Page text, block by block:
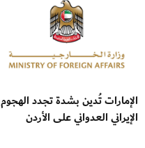
الإمارات تُدين بشدة تجدد الهجوم
الإيراني العدواني على الأردن